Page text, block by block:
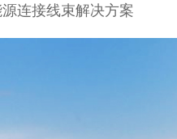
连接线束解决方案